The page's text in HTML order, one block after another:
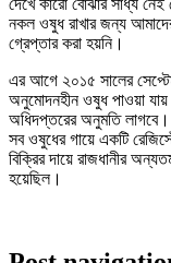
নকল ওষুধ রাখার জন্য
গ্রেপ্তার করা হয়নি।
এর আগে ২০১৫ সালের
অনুমোদনহীন ওষুধ পাওয়া
অধিদপ্তরের অনুমতি
সব ওষুধের গায়ে একটি
বিক্রির দায়ে রাজধানীর
হয়েছিল।